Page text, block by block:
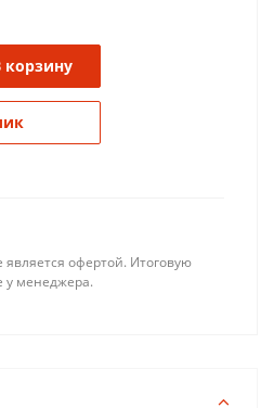
корзину
является офертой. Итоговую
у менеджера.